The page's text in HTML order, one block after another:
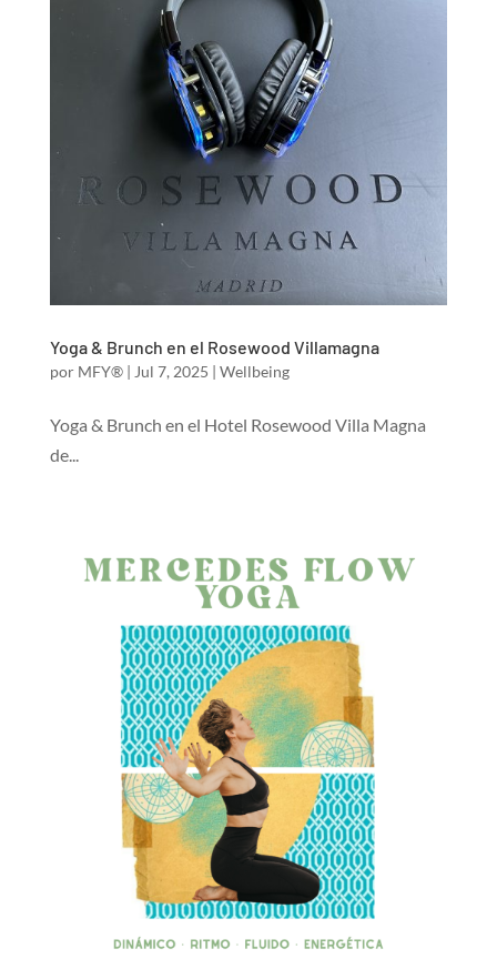
Yoga & Brunch en el Rosewood Villamagna
por MFY®| Jul 7, 2025 | Wellbeing
Yoga & Brunch en el Hotel Rosewood Villa Magna
de...